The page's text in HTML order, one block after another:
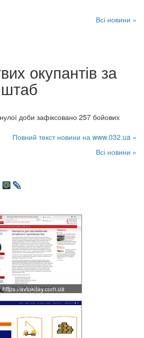
Всі новини »
окупантів за
доби зафіксовано 257 бойових
Повний текст новини на www.032.ua »
Всі новини »
https://avtokitay.com.ua